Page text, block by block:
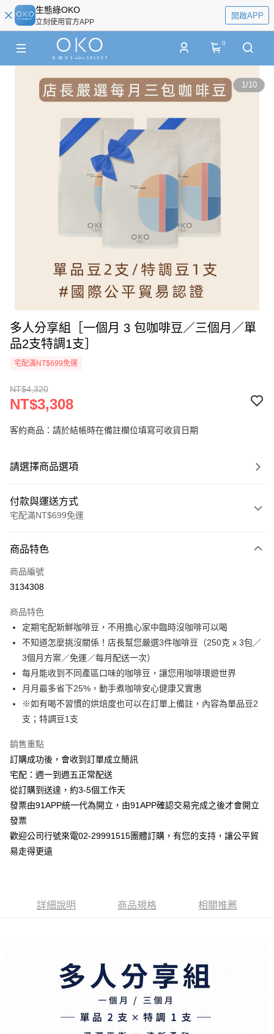
生態綠OKO
立刻使用官方APP
開啟APP
0
1/10
多人分享組［一個月 3 包咖啡豆／三個月／單
品2支特調1支］
宅配滿NT$699免運
NT$4,320
NT$3,308
客約商品：請於結帳時在備註欄位填寫可收貨日期
請選擇商品選項
付款與運送方式
宅配滿NT$699免運
信用卡一次付款
信用卡分期付款
合作金庫商業銀行
華南商業銀行
彰化商業銀行
上海商業儲蓄銀行
台北富邦商業銀行
國泰世華商業銀行
兆豐國際商業銀行
臺灣中小企業銀行
台中商業銀行
匯豐（台灣）商業銀行
華泰商業銀行
聯邦商業銀行
遠東國際商業銀行
元大商業銀行
永豐商業銀行
玉山商業銀行
台灣樂天信用卡公司
6 期 0 利率 每期
華南商業銀行
彰化商業銀行
上海商業儲蓄銀行
台北富邦商業銀行
國泰世華商業銀行
兆豐國際商業銀行
臺灣中小企業銀行
台中商業銀行
匯豐（台灣）商業銀行
華泰商業銀行
聯邦商業銀行
元大商業銀行
玉山商業銀行
台灣樂天信用卡公司
Apple Pay
悠遊付
ATM付款
運送方式
每筆NT$100，滿NT$699(含以上)免運費
商品特色
商品編號
3134308
商品特色
定期宅配新鮮咖啡豆，不用擔心家中臨時沒咖啡可以喝
不知道怎麼挑沒關係！店長幫您嚴選3件咖啡豆（250克 x 3包／
3個月方案／免運／每月配送一次）
每月能收到不同產區口味的咖啡豆，讓您用咖啡環遊世界
月月最多省下25%，動手煮咖啡安心健康又實惠
※如有喝不習慣的烘焙度也可以在訂單上備註，內容為單品豆2
支；特調豆1支
銷售重點
訂購成功後，會收到訂單成立簡訊
宅配：週一到週五正常配送
從訂購到送達，約3-5個工作天
發票由91APP統一代為開立，由91APP確認交易完成之後才會開立
發票
歡迎公司行號來電02-29991515團體訂購，有您的支持，讓公平貿
易走得更遠
詳細說明 商品規格 相關推薦